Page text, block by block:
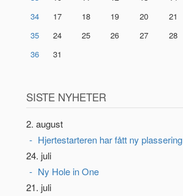
34
17 18 19 20 21
35
24 25 26 27 28
36
31
SISTE NYHETER
2. august
Hjertestarteren har fått ny plassering
24. juli
Ny Hole in One
21. juli